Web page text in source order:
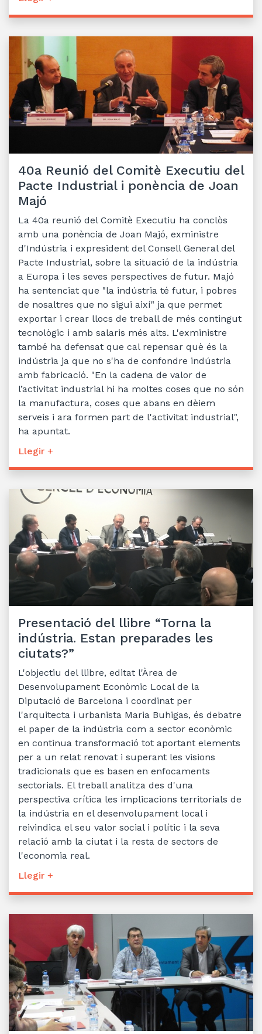
40a Reunió del Comitè Executiu del
Pacte Industrial i ponència de Joan
Majó
La 40a reunió del Comitè Executiu ha conclòs
amb una ponència de Joan Majó, exministre
d'Indústria i expresident del Consell General del
Pacte Industrial, sobre la situació de la indústria
a Europa i les seves perspectives de futur. Majó
ha sentenciat que "la indústria té futur, i pobres
de nosaltres que no sigui així" ja que permet
exportar i crear llocs de treball de més contingut
tecnològic i amb salaris més alts. L'exministre
també ha defensat que cal repensar què és la
indústria ja que no s'ha de confondre indústria
amb fabricació. "En la cadena de valor de
l’activitat industrial hi ha moltes coses que no són
la manufactura, coses que abans en dèiem
serveis i ara formen part de l'activitat industrial",
ha apuntat.
Llegir +
Presentació del llibre “Torna la
indústria. Estan preparades les
ciutats?”
L'objectiu del llibre, editat l'Àrea de
Desenvolupament Econòmic Local de la
Diputació de Barcelona i coordinat per
l'arquitecta i urbanista Maria Buhigas, és debatre
el paper de la indústria com a sector econòmic
en continua transformació tot aportant elements
per a un relat renovat i superant les visions
tradicionals que es basen en enfocaments
sectorials. El treball analitza des d'una
perspectiva crítica les implicacions territorials de
la indústria en el desenvolupament local i
reivindica el seu valor social i polític i la seva
relació amb la ciutat i la resta de sectors de
l'economia real.
Llegir +